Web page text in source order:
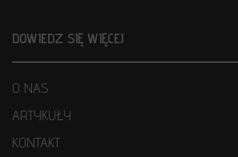
DOWIEDZ SIĘ WIĘCEJ
O NAS
ARTYKUŁY
KONTAKT